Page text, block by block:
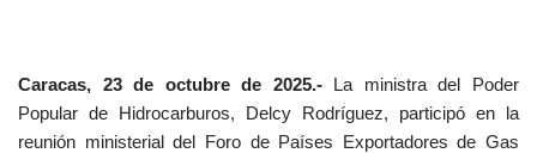
Caracas, 23 de octubre de 2025.-La ministra del Poder
Popular de Hidrocarburos, Delcy Rodríguez, participó en la
reunión ministerial del Foro de Países Exportadores de Gas